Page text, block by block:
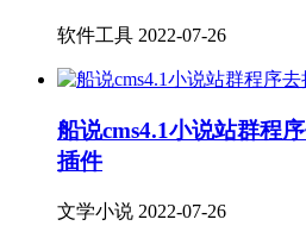
软件工具 2022-07-26
船说cms4.1小说站群程
插件
文学小说 2022-07-26